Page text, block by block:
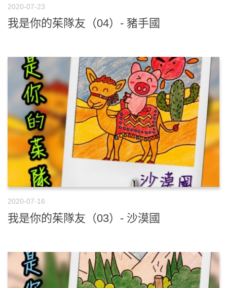
2020-07-23
我是你的茱隊友（04）- 豬手國
2020-07-16
我是你的茱隊友（03）- 沙漠國